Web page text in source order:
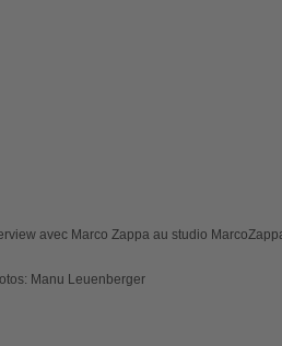
avec Marco Zappa au studio
Manu Leuenberger